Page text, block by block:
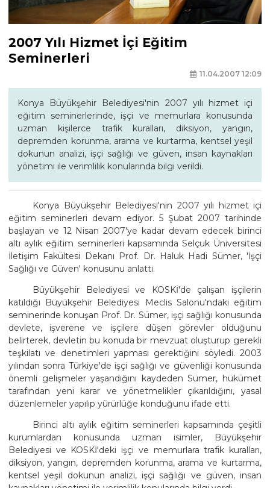
2007 Yılı Hizmet İçi Eğitim
Seminerleri
11.04.2007 12:09
Konya Büyükşehir Belediyesi'nin 2007 yılı hizmet içi
eğitim seminerlerinde, işçi ve memurlara konusunda
uzman kişilerce trafik kuralları, diksiyon, yangın,
depremden korunma, arama ve kurtarma, kentsel yeşil
dokunun analizi, işçi sağlığı ve güven, insan kaynakları
yönetimi ile verimlilik konularında bilgi verildi.
Konya Büyükşehir Belediyesi'nin 2007 yılı hizmet içi
eğitim seminerleri devam ediyor. 5 Şubat 2007 tarihinde
başlayan ve 12 Nisan 2007'ye kadar devam edecek birinci
altı aylık eğitim seminerleri kapsamında Selçuk Üniversitesi
İletişim Fakültesi Dekanı Prof. Dr. Haluk Hadi Sümer, 'İşçi
Sağlığı ve Güven' konusunu anlattı.
Büyükşehir Belediyesi ve KOSKİ'de çalışan işçilerin
katıldığı Büyükşehir Belediyesi Meclis Salonu'ndaki eğitim
seminerinde konuşan Prof. Dr. Sümer, işçi sağlığı konusunda
devlete, işverene ve işçilere düşen görevler olduğunu
belirterek, devletin bu konuda bir mevzuat oluşturup gerekli
teşkilatı ve denetimleri yapması gerektiğini söyledi. 2003
yılından sonra Türkiye'de işçi sağlığı ve güvenliği konusunda
önemli gelişmeler yaşandığını kaydeden Sümer, hükümet
tarafından yeni karar ve yönetmelikler çıkarıldığını, yasal
düzenlemeler yapılıp yürürlüğe konduğunu ifade etti.
Birinci altı aylık eğitim seminerleri kapsamında çeşitli
kurumlardan konusunda uzman isimler, Büyükşehir
Belediyesi ve KOSKİ'deki işçi ve memurlara trafik kuralları,
diksiyon, yangın, depremden korunma, arama ve kurtarma,
kentsel yeşil dokunun analizi, işçi sağlığı ve güven, insan